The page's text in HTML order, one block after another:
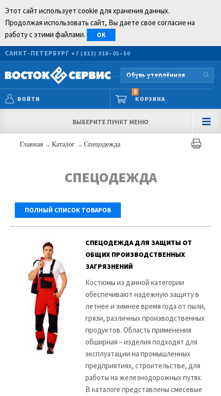
Этот сайт использует cookie для хранения данных.
Продолжая использовать сайт, Вы даете свое согласие на
работу с этими файлами.
OK
САНКТ-ПЕТЕРБУРГ +7 (812) 318–05–50
ВОЙТИ КОРЗИНА
0
ВЫБЕРИТЕ ПУНКТ МЕНЮ
Главная → Каталог → Спецодежда
СПЕЦОДЕЖДА
ПОЛНЫЙ СПИСОК ТОВАРОВ
СПЕЦОДЕЖДА ДЛЯ ЗАЩИТЫ ОТ
ОБЩИХ ПРОИЗВОДСТВЕННЫХ
ЗАГРЯЗНЕНИЙ
Костюмы из данной категории
обеспечивают надежную защиту в
летнее и зимнее время года от пыли,
грязи, различных производственных
продуктов. Область применения
обширная – изделия подходят для
эксплуатации на промышленных
предприятиях, строительстве, для
работы на железнодорожных путях.
В каталоге представлены смесевые